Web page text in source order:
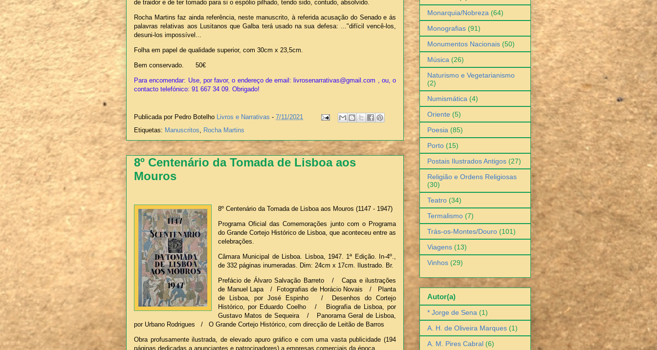
de traidor e de ter tomado para si o espólio pilhado, tendo sido, contudo, absolvido.
Rocha Martins faz ainda referência, neste manuscrito, à referida acusação do Senado e ás
palavras relativas aos Lusitanos que Galba terá usado na sua defesa: ..."difícil vencê-los,
desuni-los impossível...
Folha em papel de qualidade superior, com 30cm x 23,5cm.
Bem conservado. 50€
Para encomendar: Use, por favor, o endereço de email: livrosenarrativas@gmail.com , ou, o
contacto telefónico: 91 667 34 09. Obrigado!
Publicada por Pedro Botelho Livros e Narrativas - 7/11/2021
Etiquetas: Manuscritos Rocha Martins
8º Centenário da Tomada de Lisboa aos
Mouros
8º Centenário da Tomada de Lisboa aos Mouros (1147 - 1947)
Programa Oficial das Comemorações junto com o Programa
do Grande Cortejo Histórico de Lisboa, que aconteceu entre as
celebrações.
Câmara Municipal de Lisboa. Lisboa, 1947. 1ª Edição. In-4º.,
de 332 páginas inumeradas. Dim: 24cm x 17cm. Ilustrado. Br.
Prefácio de Álvaro Salvação Barreto / Capa e ilustrações
de Manuel Lapa / Fotografias de Horácio Novais / Planta
de Lisboa, por José Espinho / Desenhos do Cortejo
Histórico, por Eduardo Coelho / Biografia de Lisboa, por
Gustavo Matos de Sequeira / Panorama Geral de Lisboa,
por Urbano Rodrigues / O Grande Cortejo Histórico, com direcção de Leitão de Barros
Obra profusamente ilustrada, de elevado apuro gráfico e com uma vasta publicidade (194
páginas dedicadas a anunciantes e patrocinadores) a empresas comerciais da época.
Monarquia/Nobreza (64)
Monografias (91)
Monumentos Nacionais (50)
Música (26)
Naturismo e Vegetarianismo
(2)
Numismática (4)
Oriente (5)
Poesia (85)
Porto (15)
Postais Ilustrados Antigos (27)
Religião e Ordens Religiosas
(30)
Teatro (34)
Termalismo (7)
Trás-os-Montes/Douro (101)
Viagens (13)
Vinhos (29)
Autor(a)
* Jorge de Sena (1)
A. H. de Oliveira Marques (1)
A. M. Pires Cabral (6)